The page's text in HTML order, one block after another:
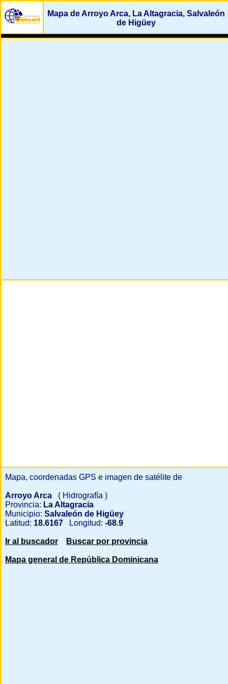
Mapa de Arroyo Arca, La Altagracia, Salvaleón
de Higüey
Mapa, coordenadas GPS e imagen de satélite de
Arroyo Arca
( Hidrografía )
Provincia: La Altagracia
Municipio: Salvaleón de Higüey
Latitud: 18.6167 Longitud: -68.9
Ir al buscador Buscar por provincia
Mapa general de República Dominicana